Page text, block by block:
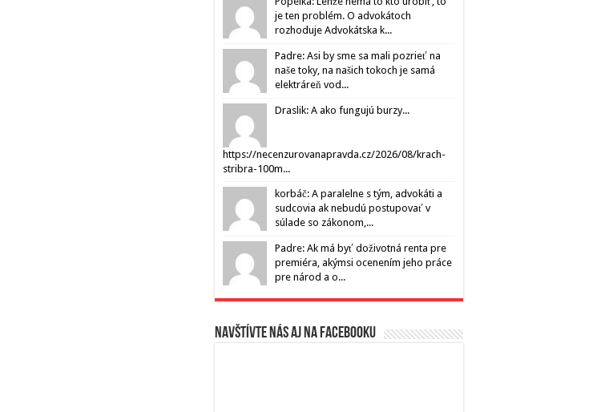
je ten problém. O advokátoch
rozhoduje Advokátska k...
Padre: Asi by sme sa mali pozrieť na
naše toky, na našich tokoch je samá
elektráreň vod...
Draslik: A ako fungujú burzy...
https://necenzurovanapravda.cz/2026/08/krach-
stribra-100m...
korbáč: A paralelne s tým, advokáti a
sudcovia ak nebudú postupovať v
súlade so zákonom,...
Padre: Ak má byť doživotná renta pre
premiéra, akýmsi ocenením jeho práce
pre národ a o...
Navštívte nás aj na Facebooku